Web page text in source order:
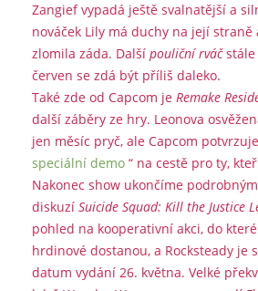
Zangief vypadá ještě svalnatější a
nováček Lily má duchy na její straně
zlomila záda. Další pouliční rváčstále
červen se zdá být příliš daleko.
Také zde od Capcom je Remake
další záběry ze hry. Leonova
jen měsíc pryč, ale Capcom
speciální demo “ na cestě pro ty,
Nakonec show ukončíme
diskuzí Suicide Squad: Kill the Justice
pohled na kooperativní akci, do
hrdinové dostanou, a Rocksteady je
datum vydání 26. května. Velké